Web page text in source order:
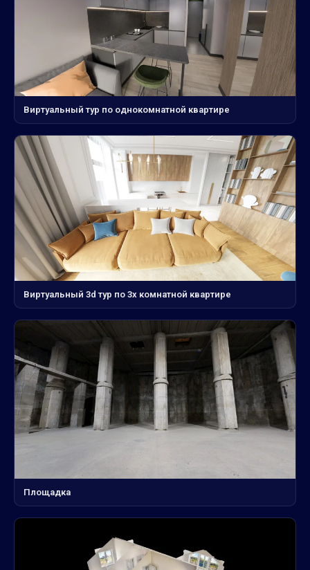
Виртуальный тур по однокомнатной квартире
Виртуальный 3d тур по 3х комнатной квартире
Площадка